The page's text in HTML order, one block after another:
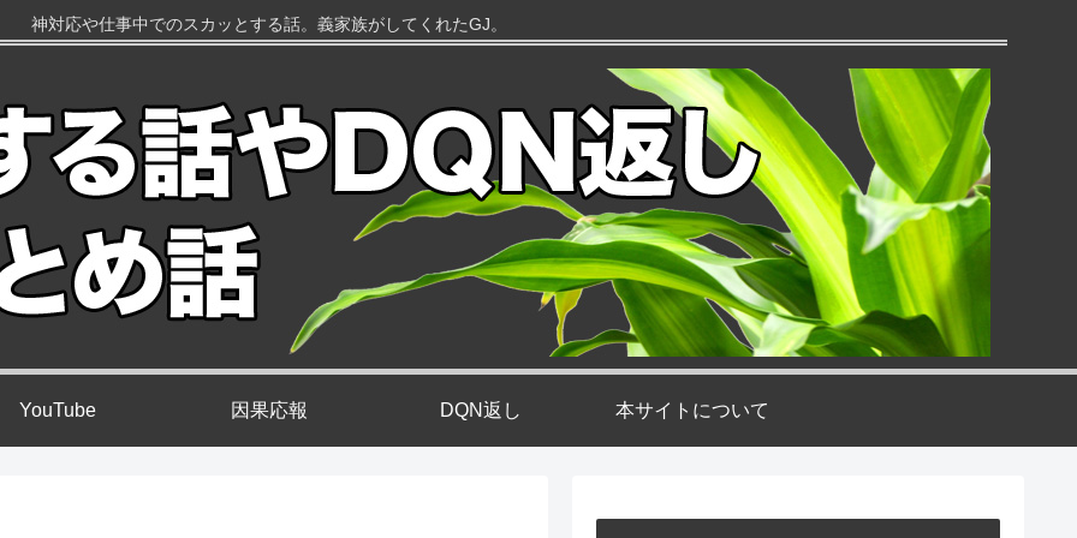
神対応や仕事中でのスカッとする話。義家族がしてくれたGJ。
YouTube 因果応報 DQN返し 本サイトについて